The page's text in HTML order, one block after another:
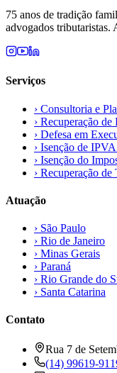
75 anos de tradição
advogados tributaristas.
Serviços
› Consultoria e
› Recuperação
› Defesa em
› Isenção de
› Isenção do
› Recuperação
Atuação
› São Paulo
› Rio de Janeiro
› Minas Gerais
› Paraná
› Rio Grande do
› Santa Catarina
Contato
Rua 7 de
(14) 99619-